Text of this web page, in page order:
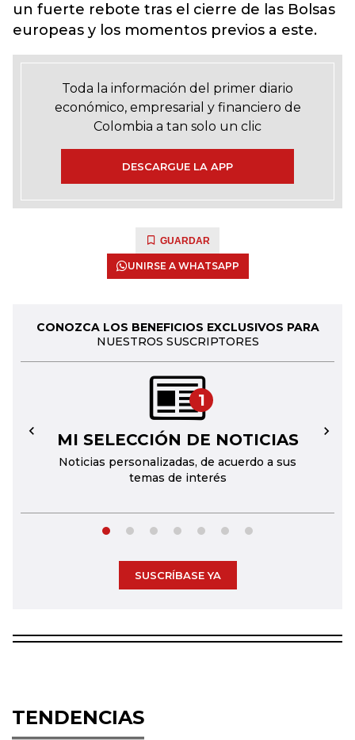
un fuerte rebote tras el cierre de las Bolsas
europeas y los momentos previos a este.
Toda la información del primer diario
económico, empresarial y financiero de
Colombia a tan solo un clic
DESCARGUE LA APP
GUARDAR
UNIRSE A WHATSAPP
CONOZCA LOS BENEFICIOS EXCLUSIVOS PARA
NUESTROS SUSCRIPTORES
1
MI SELECCIÓN DE NOTICIAS
Noticias personalizadas, de acuerdo a sus
temas de interés
← →
SUSCRÍBASE YA
TENDENCIAS